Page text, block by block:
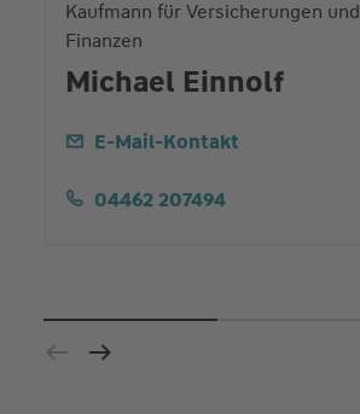
Kaufmann für Versicherungen und
Finanzen
Michael Einnolf
E-Mail-Kontakt
04462 207494